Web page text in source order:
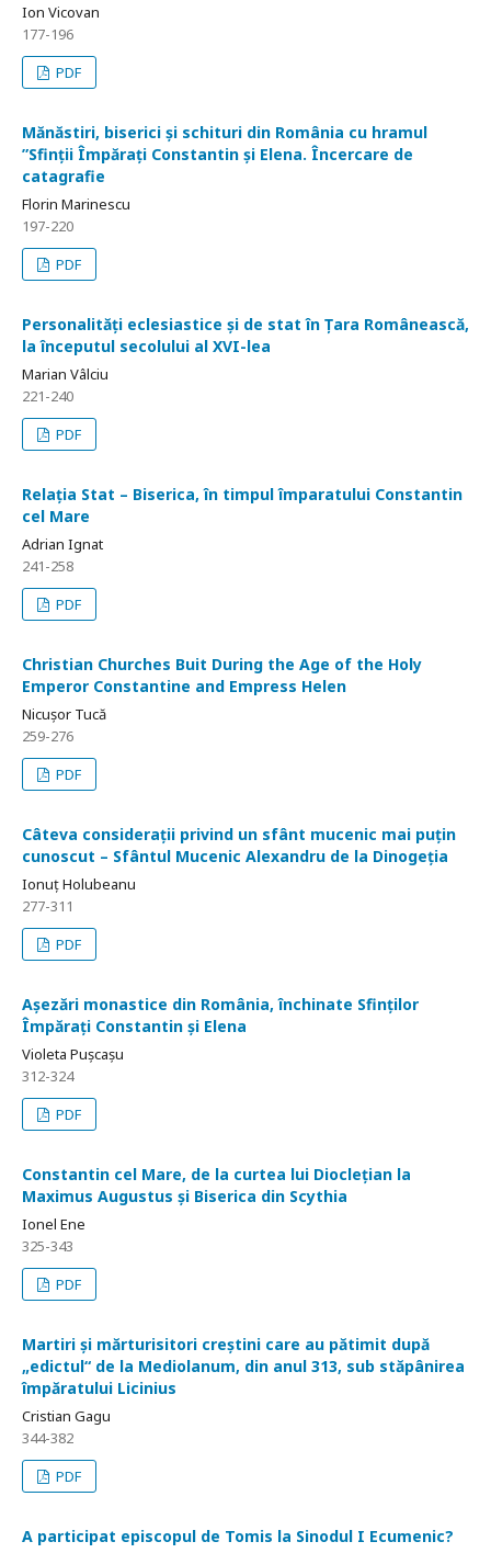
Ion Vicovan
177-196
PDF
Mănăstiri, biserici și schituri din România cu hramul
”Sfinții Împărați Constantin și Elena. Încercare de
catagrafie
Florin Marinescu
197-220
PDF
Personalități eclesiastice și de stat în Țara Românească,
la începutul secolului al XVI-lea
Marian Vâlciu
221-240
PDF
Relația Stat – Biserica, în timpul împaratului Constantin
cel Mare
Adrian Ignat
241-258
PDF
Christian Churches Buit During the Age of the Holy
Emperor Constantine and Empress Helen
Nicușor Tucă
259-276
PDF
Câteva considerații privind un sfânt mucenic mai puțin
cunoscut – Sfântul Mucenic Alexandru de la Dinogeția
Ionuț Holubeanu
277-311
PDF
Așezări monastice din România, închinate Sfinților
Împărați Constantin și Elena
Violeta Pușcașu
312-324
PDF
Constantin cel Mare, de la curtea lui Dioclețian la
Maximus Augustus și Biserica din Scythia
Ionel Ene
325-343
PDF
Martiri și mărturisitori creștini care au pătimit după
„edictul“ de la Mediolanum, din anul 313, sub stăpânirea
împăratului Licinius
Cristian Gagu
344-382
PDF
A participat episcopul de Tomis la Sinodul I Ecumenic?